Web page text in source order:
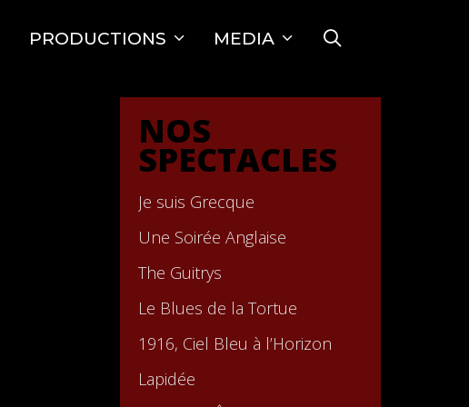
PRODUCTIONS MEDIA
NOS
SPECTACLES
Je suis Grecque
Une Soirée Anglaise
The Guitrys
Le Blues de la Tortue
1916, Ciel Bleu à l’Horizon
Lapidée